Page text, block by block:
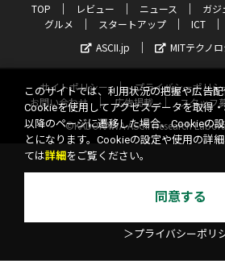
TOP レビュー ニュース ガジ
グルメ
スタートアップ ICT
ASCII.jp
MITテクノ
サイトポリシー プライバシーポリシ
お問い合わせ
広告掲載 スタッフ
©KADOKAWA ASCII Research
このサイトでは、利用状況の把握や広告配
Cookieを使用してアクセスデータを取得
以降のページに遷移した場合、Cookieの
とになります。Cookieの設定や使用の詳
ては詳細 をご覧ください。
同意する
＞プライバシーポリ